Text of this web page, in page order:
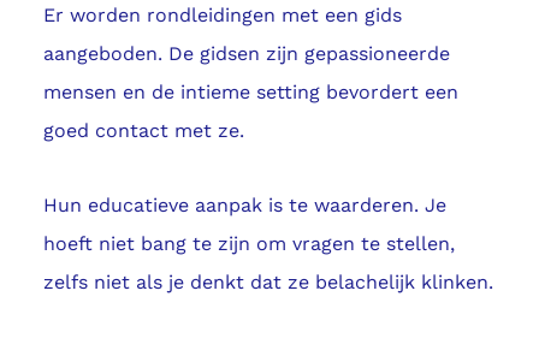
Er worden rondleidingen met een gids
aangeboden. De gidsen zijn gepassioneerde
mensen en de intieme setting bevordert een
goed contact met ze.
Hun educatieve aanpak is te waarderen. Je
hoeft niet bang te zijn om vragen te stellen,
zelfs niet als je denkt dat ze belachelijk klinken.